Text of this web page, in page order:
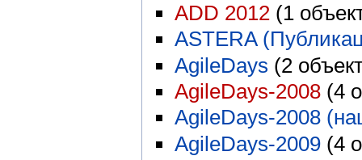
ADD 2012 (1
ASTERA
AgileDays (2
AgileDays-2008 (4
AgileDays-2008
AgileDays-2009 (4